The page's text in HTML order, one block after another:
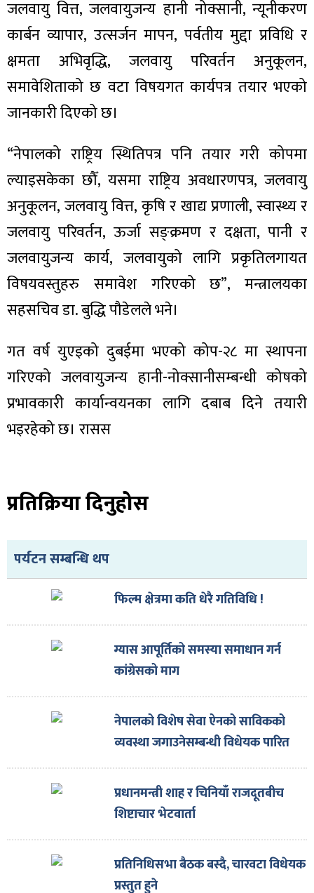
जलवायु वित्त, जलवायुजन्य हानी नोक्सानी, न्यूनीकरण
कार्बन व्यापार, उत्सर्जन मापन, पर्वतीय मुद्दा प्रविधि र
क्षमता अभिवृद्धि, जलवायु परिवर्तन अनुकूलन,
समावेशिताको छ वटा विषयगत कार्यपत्र तयार भएको
जानकारी दिएको छ।
“नेपालको राष्ट्रिय स्थितिपत्र पनि तयार गरी कोपमा
ल्याइसकेका छौँ, यसमा राष्ट्रिय अवधारणपत्र, जलवायु
अनुकूलन, जलवायु वित्त, कृषि र खाद्य प्रणाली, स्वास्थ्य र
जलवायु परिवर्तन, ऊर्जा सङ्क्रमण र दक्षता, पानी र
जलवायुजन्य कार्य, जलवायुको लागि प्रकृतिलगायत
विषयवस्तुहरु समावेश गरिएको छ”, मन्त्रालयका
सहसचिव डा. बुद्धि पौडेलले भने।
गत वर्ष युएइको दुबईमा भएको कोप-२८ मा स्थापना
गरिएको जलवायुजन्य हानी-नोक्सानीसम्बन्धी कोषको
प्रभावकारी कार्यान्वयनका लागि दबाब दिने तयारी
भइरहेको छ। रासस
प्रतिक्रिया दिनुहोस
पर्यटन सम्बन्धि थप
फिल्म क्षेत्रमा कति धेरै गतिविधि !
ग्यास आपूर्तिको समस्या समाधान गर्न
कांग्रेसको माग
नेपालको विशेष सेवा ऐनको साविकको
व्यवस्था जगाउनेसम्बन्धी विधेयक पारित
प्रधानमन्त्री शाह र चिनियाँ राजदूतबीच
शिष्टाचार भेटवार्ता
प्रतिनिधिसभा बैठक बस्दै, चारवटा विधेयक
प्रस्तुत हुने